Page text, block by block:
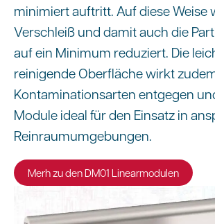
minimiert auftritt. Auf diese Weise
Verschleiß und damit auch die
auf ein Minimum reduziert. Die
reinigende Oberfläche wirkt
Kontaminationsarten entgegen
Module ideal für den Einsatz in
Reinraumumgebungen.
Merh zu den DM01 Linearmodulen